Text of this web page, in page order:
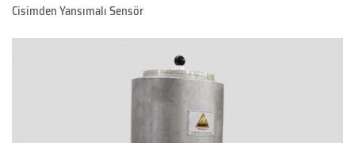
Cisimden Yansımalı Sensör